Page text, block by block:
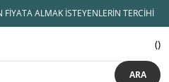
ALMAK İSTEYENLERİN TERCİHİ
ARA